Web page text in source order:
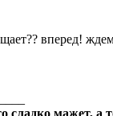
вперед!
сладко мажет, а